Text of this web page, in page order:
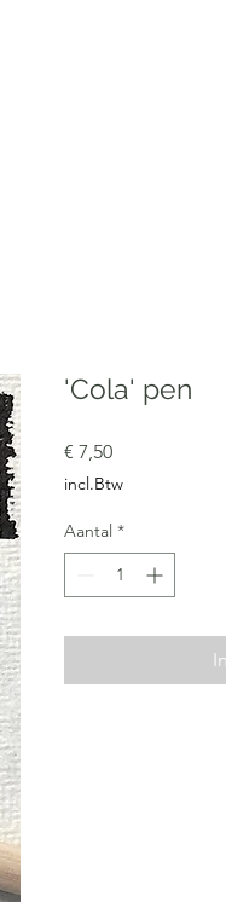
'Cola' pen
€ 7,50Prijs
incl.Btw
Aantal *